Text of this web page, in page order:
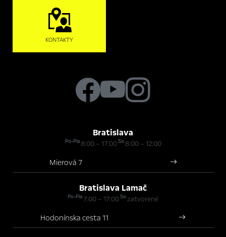
KONTAKTY
Bratislava
Po-Pia8:00 – 17:00So8:00 – 12:00
Mierová 7
Bratislava Lamač
Po-Pia7:00 – 17:00Sozatvorené
Hodonínska cesta 11